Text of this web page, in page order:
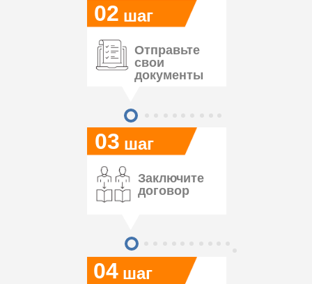
04
03
02 шаг
шаг
шаг
Отправьте
свои
документы
Заключите
договор